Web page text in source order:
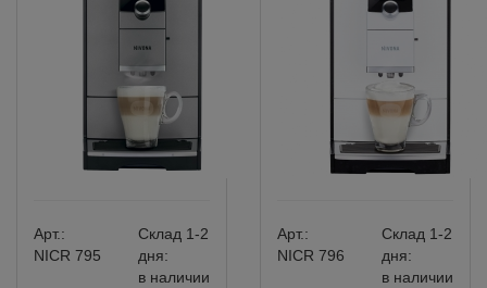
Арт.:
NICR 795
Склад 1-2
дня:
в наличии
Арт.:
NICR 796
Склад 1-2
дня:
в наличии